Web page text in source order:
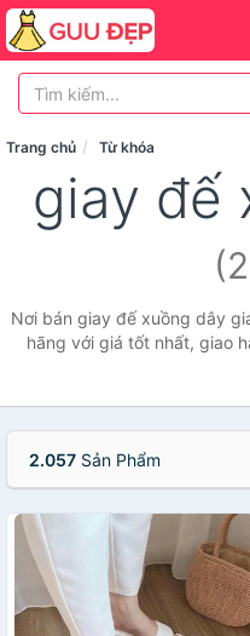
Trang chủ Từ khóa
giay đế
Nơi bán giay đế xuồng dây
hãng với giá tốt nhất, giao
2.057 Sản Phẩm